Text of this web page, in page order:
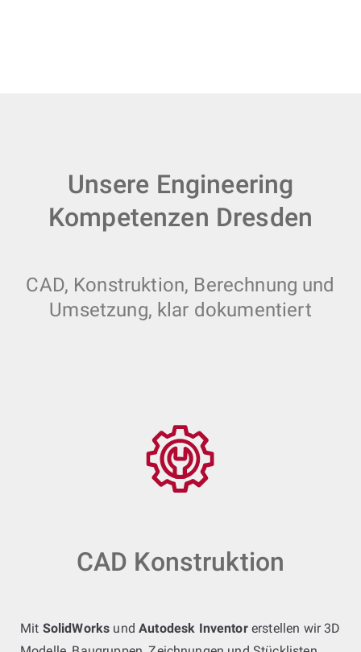
Unsere Engineering
Kompetenzen Dresden
CAD, Konstruktion, Berechnung und
Umsetzung, klar dokumentiert
CAD Konstruktion
Mit SolidWorks undAutodesk Inventorerstellen wir 3D